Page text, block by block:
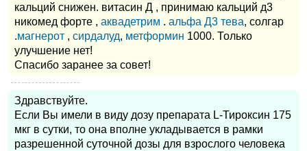
кальций снижен. витасин Д , принимаю кальций д3
никомед форте , аквадетрим . альфа Д3 тева, солгар
.магнерот , сирдалуд, метформин 1000. Только
улучшение нет!
Спасибо заранее за совет!
Здравствуйте.
Если Вы имели в виду дозу препарата L-Тироксин 175
мкг в сутки, то она вполне укладывается в рамки
разрешенной суточной дозы для взрослого человека